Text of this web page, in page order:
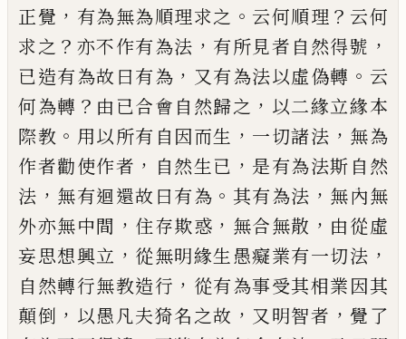
正覺 ， 有為無為順理求之 。 云何順理 ？ 云何
求之 ？ 亦不作有為法 ， 有所見者自然得號 ，
已造有為故曰有為 ， 又有為法以虛偽轉 。 云
何為轉 ？ 由已合會自然歸之 ， 以二緣立緣本
際教 。 用以所有 自因而生 ， 一切諸法 ， 無為
作者勸使作者 ， 自然生已 ， 是有為法斯自然
法 ， 無有迴還故曰有為 。 其有為法 ， 無內無
外亦無中間 ， 住存欺惑 ， 無合無散 ， 由從虛
妄思想興立 ， 從無明緣生愚癡業有一切法 ，
自然轉行無教造行 ， 從有為事受其相業因其
顛倒 ， 以愚凡夫猗名之故 ， 又明智者 ， 覺了